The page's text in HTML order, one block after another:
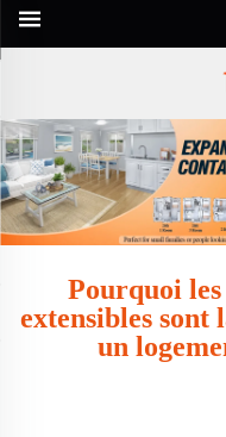
Pourquoi
extensibles
un